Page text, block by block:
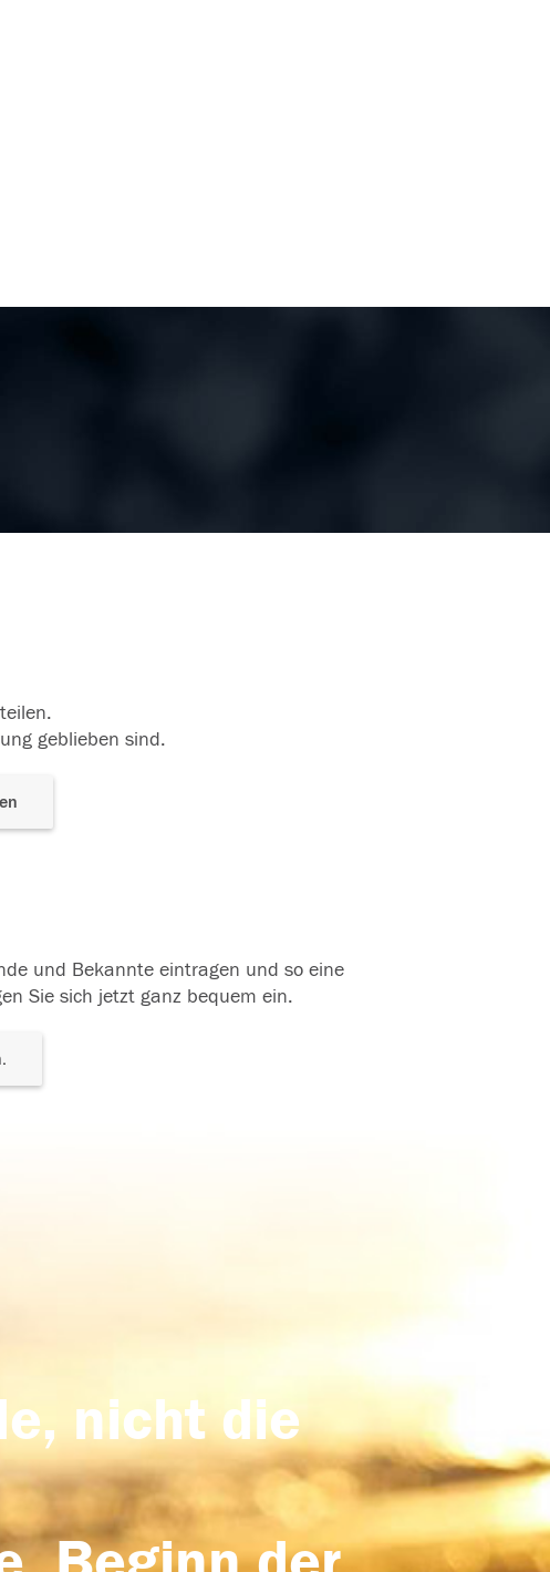
geblieben sind.
und Bekannte eintragen und so eine
Sie sich jetzt ganz bequem ein.
nicht die